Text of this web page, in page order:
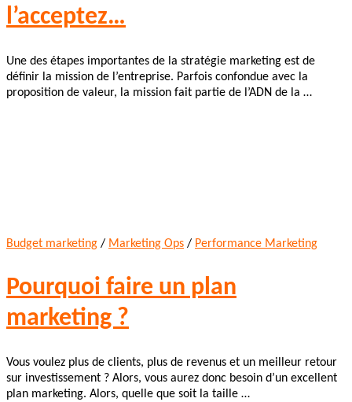
l’acceptez…
Une des étapes importantes de la stratégie marketing est de
définir la mission de l’entreprise. Parfois confondue avec la
proposition de valeur, la mission fait partie de l’ADN de la …
Budget marketing / Marketing Ops / Performance Marketing
Pourquoi faire un plan
marketing ?
Vous voulez plus de clients, plus de revenus et un meilleur retour
sur investissement ? Alors, vous aurez donc besoin d’un excellent
plan marketing. Alors, quelle que soit la taille …